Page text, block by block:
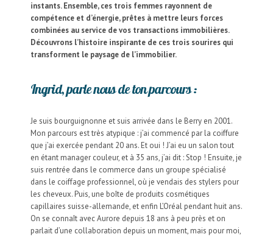
instants. Ensemble, ces trois femmes rayonnent de
compétence et d’énergie, prêtes à mettre leurs forces
combinées au service de vos transactions immobilières.
Découvrons l’histoire inspirante de ces trois sourires qui
transforment le paysage de l’immobilier.
Ingrid, parle nous de ton parcours :
Je suis bourguignonne et suis arrivée dans le Berry en 2001.
Mon parcours est très atypique : j’ai commencé par la coiffure
que j’ai exercée pendant 20 ans. Et oui ! J’ai eu un salon tout
en étant manager couleur, et à 35 ans, j’ai dit : Stop ! Ensuite, je
suis rentrée dans le commerce dans un groupe spécialisé
dans le coiffage professionnel, où je vendais des stylers pour
les cheveux. Puis, une boîte de produits cosmétiques
capillaires suisse-allemande, et enfin L’Oréal pendant huit ans.
On se connaît avec Aurore depuis 18 ans à peu près et on
parlait d’une collaboration depuis un moment, mais pour moi,